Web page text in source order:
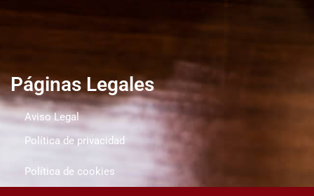
Páginas Legales
Aviso Legal
Política de privacidad
Política de cookies